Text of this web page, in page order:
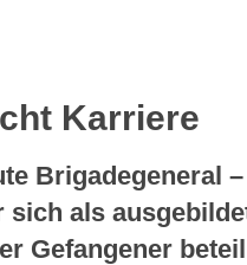
Karriere
Brigadegeneral
sich als
Gefangener